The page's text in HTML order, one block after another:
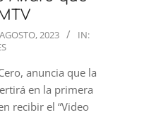
2023
IN:
anuncia que la
en la primera
recibir el “Video